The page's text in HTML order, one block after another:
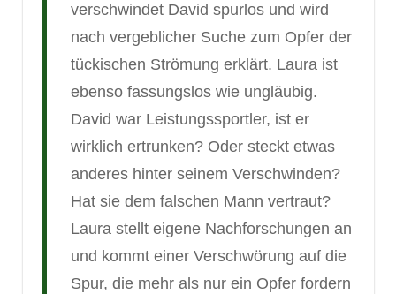
verschwindet David spurlos und wird
nach vergeblicher Suche zum Opfer der
tückischen Strömung erklärt. Laura ist
ebenso fassungslos wie ungläubig.
David war Leistungssportler, ist er
wirklich ertrunken? Oder steckt etwas
anderes hinter seinem Verschwinden?
Hat sie dem falschen Mann vertraut?
Laura stellt eigene Nachforschungen an
und kommt einer Verschwörung auf die
Spur, die mehr als nur ein Opfer fordern